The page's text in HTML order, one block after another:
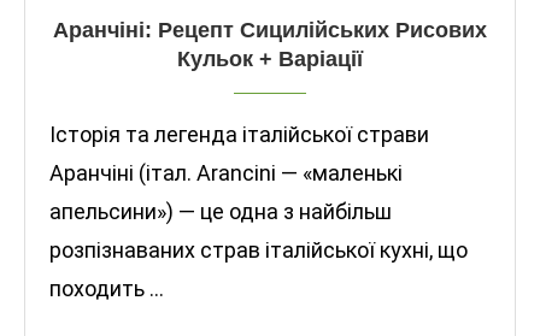
Аранчіні: Рецепт Сицилійських Рисових
Кульок + Варіації
Історія та легенда італійської страви
Аранчіні (італ. Arancini — «маленькі
апельсини») — це одна з найбільш
розпізнаваних страв італійської кухні, що
походить …